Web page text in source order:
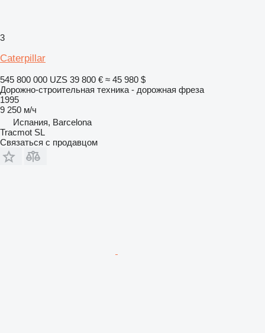
3
Caterpillar
545 800 000 UZS 39 800 € ≈ 45 980 $
Дорожно-строительная техника - дорожная фреза
1995
9 250 м/ч
Испания, Barcelona
Tracmot SL
Связаться с продавцом